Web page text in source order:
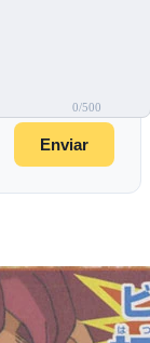
0/500
Enviar